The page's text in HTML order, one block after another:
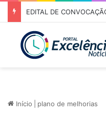
Início plano de melhorias